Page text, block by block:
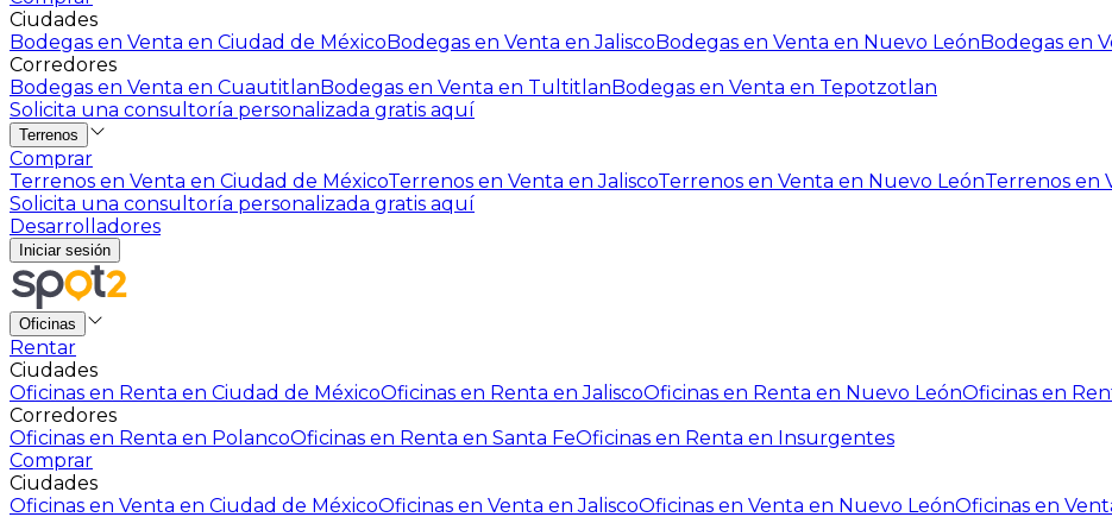
Ciudades
Bodegas en Venta en Ciudad de MéxicoBodegas en Venta en JaliscoBodegas en Venta en Nuevo LeónBodegas en
Corredores
Bodegas en Venta en CuautitlanBodegas en Venta en TultitlanBodegas en Venta en Tepotzotlan
Solicita una consultoría personalizada gratis aquí
Terrenos
Comprar
Terrenos en Venta en Ciudad de MéxicoTerrenos en Venta en JaliscoTerrenos en Venta en Nuevo LeónTerrenos en
Solicita una consultoría personalizada gratis aquí
Desarrolladores
Iniciar sesión
Oficinas
Rentar
Ciudades
Oficinas en Renta en Ciudad de MéxicoOficinas en Renta en JaliscoOficinas en Renta en Nuevo LeónOficinas en
Corredores
Oficinas en Renta en PolancoOficinas en Renta en Santa FeOficinas en Renta en Insurgentes
Comprar
Ciudades
Oficinas en Venta en Ciudad de MéxicoOficinas en Venta en JaliscoOficinas en Venta en Nuevo LeónOficinas en